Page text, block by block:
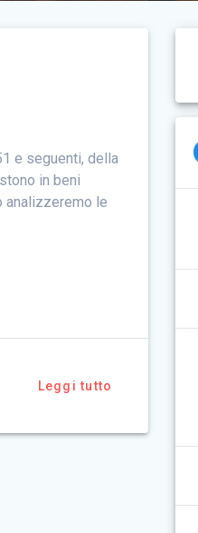
e seguenti, della
in beni
analizzeremo le
Leggi tutto